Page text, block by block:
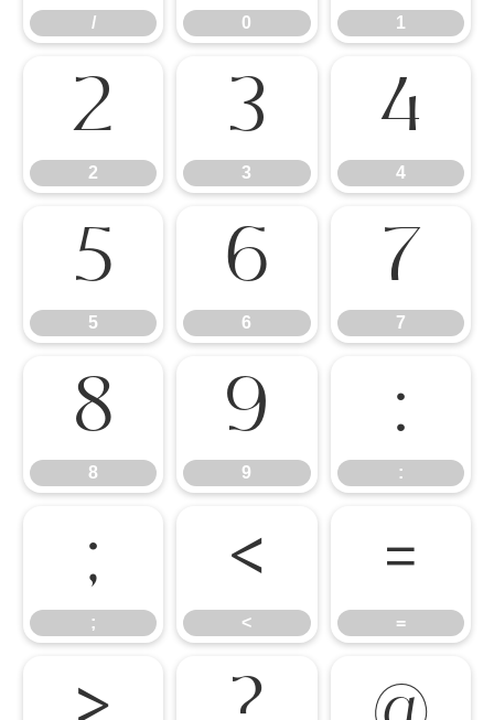
/ 0 1
2
2
3
3
4
4
5
5
6
6
7
7
8
8
9
9
:
:
;
;
<
<
=
=